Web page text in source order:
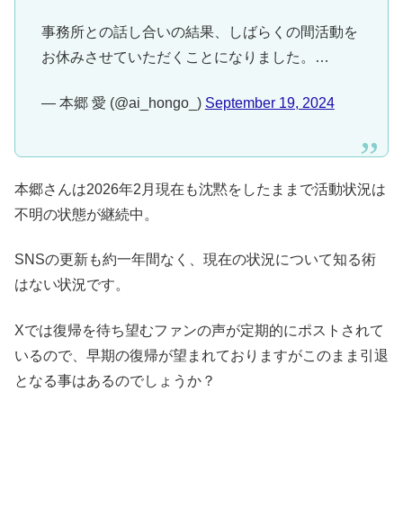
事務所との話し合いの結果、しばらくの間活動を
お休みさせていただくことになりました。…
— 本郷 愛 (@ai_hongo_) September 19, 2024
本郷さんは2026年2月現在も沈黙をしたままで活動状況は
不明の状態が継続中。
SNSの更新も約一年間なく、現在の状況について知る術
はない状況です。
Xでは復帰を待ち望むファンの声が定期的にポストされて
いるので、早期の復帰が望まれておりますがこのまま引退
となる事はあるのでしょうか？